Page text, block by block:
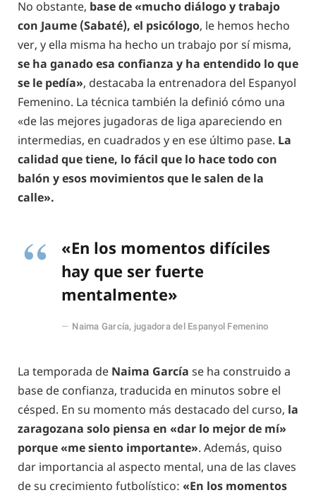
No obstante, base de «mucho diálogo y trabajo
con Jaume (Sabaté), el psicólogo, le hemos hecho
ver, y ella misma ha hecho un trabajo por sí misma,
se ha ganado esa confianza y ha entendido lo que
se le pedía», destacaba la entrenadora del Espanyol
Femenino. La técnica también la definió cómo una
«de las mejores jugadoras de liga apareciendo en
intermedias, en cuadrados y en ese último pase. La
calidad que tiene, lo fácil que lo hace todo con
balón y esos movimientos que le salen de la
calle».
«En los momentos difíciles
hay que ser fuerte
mentalmente»
Naima García, jugadora del Espanyol Femenino
La temporada de Naima García se ha construido a
base de confianza, traducida en minutos sobre el
césped. En su momento más destacado del curso, la
zaragozana solo piensa en «dar lo mejor de mí»
porque «me siento importante». Además, quiso
dar importancia al aspecto mental, una de las claves
de su crecimiento futbolístico: «En los momentos